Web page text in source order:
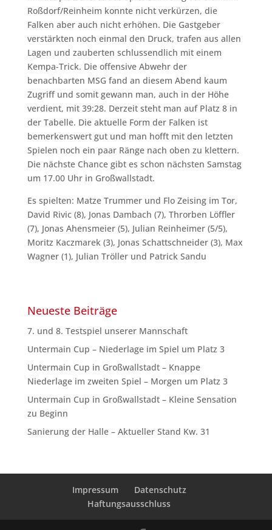
Roßdorf/Reinheim konnte nicht verkürzen, die
Falken aber auch nicht erhöhen. Die Gastgeber
verstärkten noch einmal den Druck, trafen aus allen
Lagen und zauberten schlussendlich mit einem
Kempa-Trick. Die offensive Abwehr der
benachbarten MSG fand an diesem Abend kaum
Zugriff und somit gewann man, auch in der Höhe
verdient, mit 39:28. Derzeit steht man auf Platz 8 in
der Tabelle. Die aktuelle Form der Falken ist
bemerkenswert gut und man hofft mit den letzten
Spielen noch ein paar Ränge nach oben zu klettern.
Die nächste Chance gibt es schon nächsten Samstag
um 17.00 Uhr in Großwallstadt.
Es spielten: Matze Trummer und Flo Zeising im Tor,
David Rivic (8), Jonas Dambach (7), Throrben Löffler
(7), Jonas Ahensmeier (5), Julian Reinheimer (5/5),
Moritz Kaczmarek (3), Jonas Schattschneider (3), Max
Wagner (1), Julian Tröller und Patrick Sandu
Neueste Beiträge
7. und 8. Testspiel unserer Mannschaft
Untermain Cup – Niederlage im Spiel um Platz 3
Untermain Cup in Großwallstadt – Knappe
Niederlage im zweiten Spiel – Morgen um Platz 3
Untermain Cup in Großwallstadt – Kleine Sensation
zu Beginn
Sanierung der Halle – Aktueller Stand Kw. 31
Impressum
Datenschutz
Haftungsausschluss